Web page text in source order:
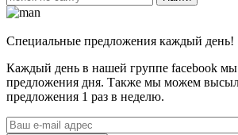
Специальные предложения каждый день!
Каждый день в нашей группе facebook
предложения дня. Также мы можем
предложения 1 раз в неделю.